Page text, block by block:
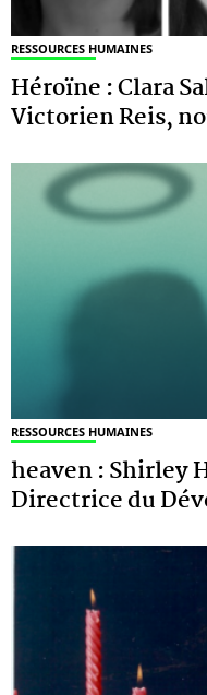
RESSOURCES HUMAINES
Héroïne : Clara
Victorien Reis,
RESSOURCES HUMAINES
heaven : Shirley
Directrice du